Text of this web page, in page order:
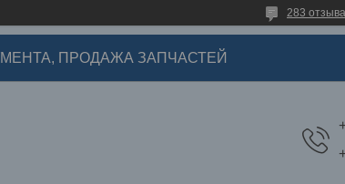
283 отзыва
ПРОДАЖА ЗАПЧАСТЕЙ